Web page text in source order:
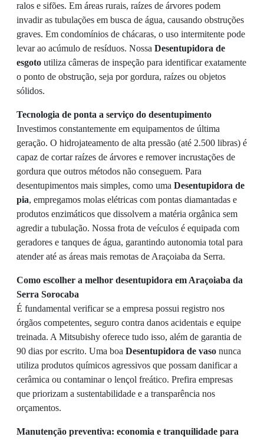
ralos e sifões. Em áreas rurais, raízes de árvores podem
invadir as tubulações em busca de água, causando obstruções
graves. Em condomínios de chácaras, o uso intermitente pode
levar ao acúmulo de resíduos. Nossa Desentupidora de
esgoto utiliza câmeras de inspeção para identificar exatamente
o ponto de obstrução, seja por gordura, raízes ou objetos
sólidos.
Tecnologia de ponta a serviço do desentupimento
Investimos constantemente em equipamentos de última
geração. O hidrojateamento de alta pressão (até 2.500 libras) é
capaz de cortar raízes de árvores e remover incrustações de
gordura que outros métodos não conseguem. Para
desentupimentos mais simples, como uma Desentupidora de
pia, empregamos molas elétricas com pontas diamantadas e
produtos enzimáticos que dissolvem a matéria orgânica sem
agredir a tubulação. Nossa frota de veículos é equipada com
geradores e tanques de água, garantindo autonomia total para
atender até as áreas mais remotas de Araçoiaba da Serra.
Como escolher a melhor desentupidora em Araçoiaba da
Serra Sorocaba
É fundamental verificar se a empresa possui registro nos
órgãos competentes, seguro contra danos acidentais e equipe
treinada. A Mitsubishy oferece tudo isso, além de garantia de
90 dias por escrito. Uma boa Desentupidora de vaso nunca
utiliza produtos químicos agressivos que possam danificar a
cerâmica ou contaminar o lençol freático. Prefira empresas
que priorizam a sustentabilidade e a transparência nos
orçamentos.
Manutenção preventiva: economia e tranquilidade para